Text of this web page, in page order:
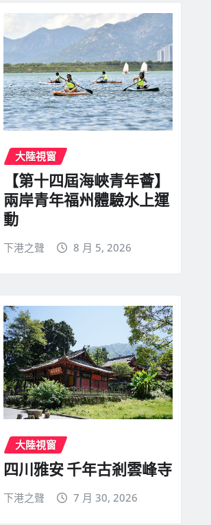
大陸視窗
【第十四屆海峽青年薈】
兩岸青年福州體驗水上運
動
下港之聲 8 月 5, 2026
大陸視窗
四川雅安 千年古剎雲峰寺
下港之聲 7 月 30, 2026